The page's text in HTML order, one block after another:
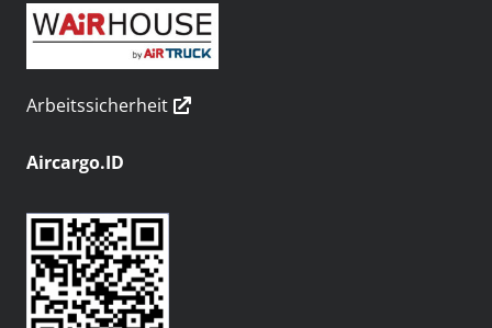
Arbeitssicherheit
Aircargo.ID